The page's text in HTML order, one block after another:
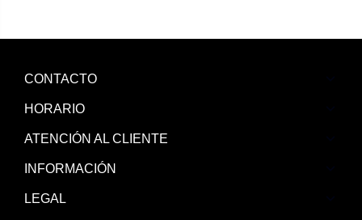
CONTACTO
HORARIO
ATENCIÓN AL CLIENTE
INFORMACIÓN
LEGAL